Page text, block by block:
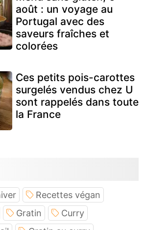
août : un voyage au
Portugal avec des
saveurs fraîches et
colorées
Ces petits pois-carottes
surgelés vendus chez U
sont rappelés dans toute
la France
Recettes végan
Gratin
Curry